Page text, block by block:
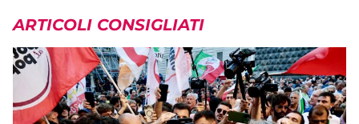
ARTICOLI CONSIGLIATI